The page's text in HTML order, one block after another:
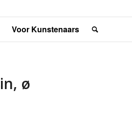
Voor Kunstenaars
ø